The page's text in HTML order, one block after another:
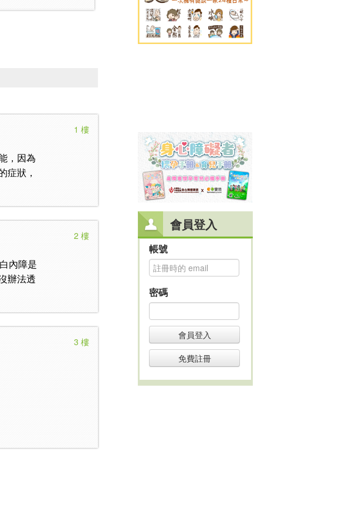
1 樓
，因為
症狀，
2 樓
內障是
辦法透
3 樓
會員登入
帳號
密碼
會員登入
免費註冊